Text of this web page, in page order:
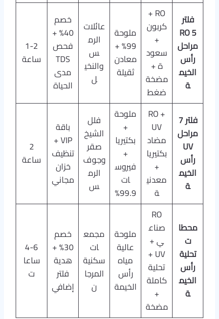
فلتر
RO 5
مراحل
رأس
الخيم
ة
RO +
كربون
+
سعود
ة +
مضخة
ضغط
ملوحة
99% +
معادن
ثقيلة
عائلات
الرم
س
والنخي
ل
خصم
40% +
فحص
TDS
مدى
الحياة
1-2
ساعة
فلتر 7
مراحل
UV
رأس
الخيم
ة
RO +
UV
مضاد
بكتيريا
+
معدني
ة
ملوحة
+
بكتيريا
+
فيروس
ات
99.9%
فلل
الشيخ
صقر
وجوف
الرم
س
باقة
VIP +
تنظيف
خزان
مجاني
2
ساعة
محطا
ت
تحلية
رأس
الخيم
ة
RO
صناع
ي +
UV +
تحلية
كاملة
+
مضخة
ملوحة
عالية
مياه
رأس
الخيمة
مجمع
ات
سكنية
المرجا
ن
خصم
30% +
هدية
فلتر
إضافي
4-6
ساعا
ت